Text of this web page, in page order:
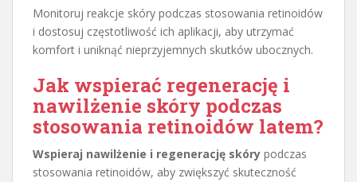
Monitoruj reakcje skóry podczas stosowania retinoidów
i dostosuj częstotliwość ich aplikacji, aby utrzymać
komfort i uniknąć nieprzyjemnych skutków ubocznych.
Jak wspierać regenerację i
nawilżenie skóry podczas
stosowania retinoidów latem?
Wspieraj nawilżenie i regenerację skóry podczas
stosowania retinoidów, aby zwiększyć skuteczność